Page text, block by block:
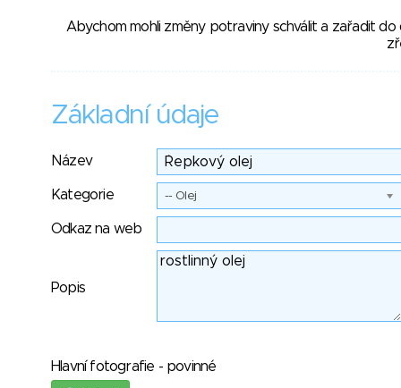
Abychom mohli změny potraviny schválit a zařadit
Základní údaje
Název
Kategorie -- Olej
Odkaz na web
Popis
Hlavní fotografie - povinné